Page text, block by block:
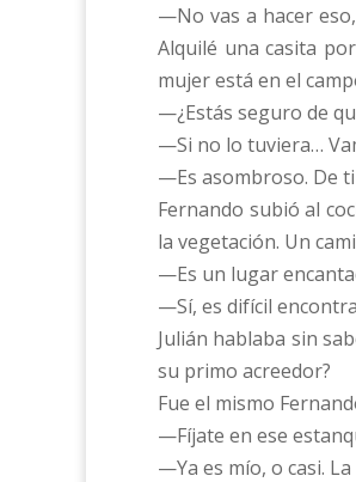
—No vas a hacer
Alquilé una casita
mujer está en el
—¿Estás seguro de
—Si no lo tuviera…
—Es asombroso. De
Fernando subió al
la vegetación. Un
—Es un lugar
—Sí, es difícil
Julián hablaba sin
su primo acreedor?
Fue el mismo
—Fíjate en ese
—Ya es mío, o casi.